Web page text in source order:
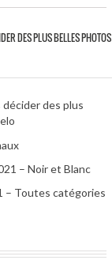
DES PLUS BELLES PHOTOS
des plus
– Noir et Blanc
– Toutes catégories